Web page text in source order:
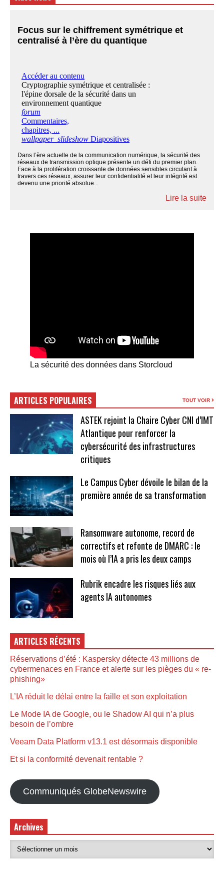
Focus sur le chiffrement symétrique et
centralisé à l’ère du quantique
Dans l’ère actuelle de la communication numérique, la sécurité des
réseaux de transmission optique présente un défi du premier plan.
Face à la prolifération croissante de données sensibles circulant à
travers ces réseaux, assurer leur confidentialité et leur intégrité est
devenu une priorité absolue...
Lire la suite
La sécurité des données dans Storcloud
ARTICLES POPULAIRES TOUT VOIR
ASTEK rejoint la Chaire Cyber CNI d’IMT
Atlantique pour renforcer la
cybersécurité des infrastructures
critiques
Le Campus Cyber dévoile le bilan de la
première année de sa transformation
Ransomware autonome, record de
correctifs et refonte de DMARC : le
mois où l’IA a pris les deux camps
Rubrik encadre les risques liés aux
agents IA autonomes
ARTICLES RÉCENTS
Réservations d’été : Kaspersky détecte 43 millions de
cybermenaces en France et alerte sur les pièges du « re-
phishing»
L’IA réduit le délai entre la faille et son exploitation
Le Mode IA de Google, ou le Shadow AI qui n’a plus
besoin de l’ombre
Veeam Data Platform v13.1 est désormais disponible
Et si la conformité devenait rentable ?
Communiqués GlobeNewswire
Archives